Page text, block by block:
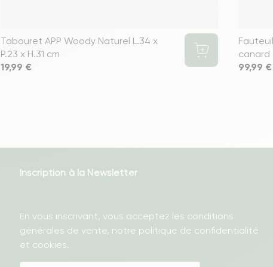
Tabouret APP Woody Naturel L.34 x
P.23 x H.31 cm
Prix
19,99 €
canard
Prix
99,99 €
Inscription à la Newsletter
En vous inscrivant, vous acceptez les conditions
générales de vente, notre politique de confidentialité
et cookies.